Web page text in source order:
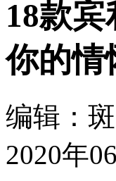
18款
你的情
编辑：
2020年